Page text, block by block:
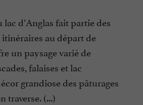
d’Anglas fait partie des
au départ de
un paysage varié de
falaises et lac
grandiose des pâturages
traverse. (...)